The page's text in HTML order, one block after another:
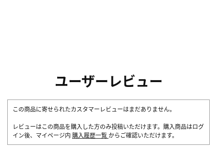
ユーザーレビュー
この商品に寄せられたカスタマーレビューはまだありません。
レビューはこの商品を購入した方のみ投稿いただけます。購入商品はログ
イン後、マイページ内 購入履歴一覧 からご確認いただけます。